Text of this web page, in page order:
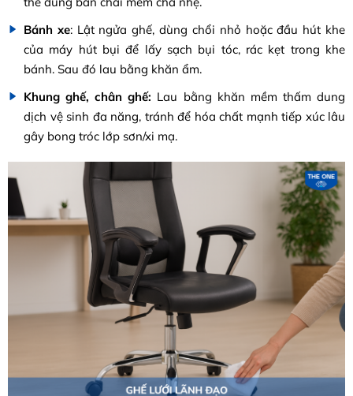
Bánh xe: Lật ngửa ghế, dùng chổi nhỏ hoặc đầu hút khe
của máy hút bụi để lấy sạch bụi tóc, rác kẹt trong khe
bánh. Sau đó lau bằng khăn ẩm.
Khung ghế, chân ghế: Lau bằng khăn mềm thấm dung
dịch vệ sinh đa năng, tránh để hóa chất mạnh tiếp xúc lâu
gây bong tróc lớp sơn/xi mạ.